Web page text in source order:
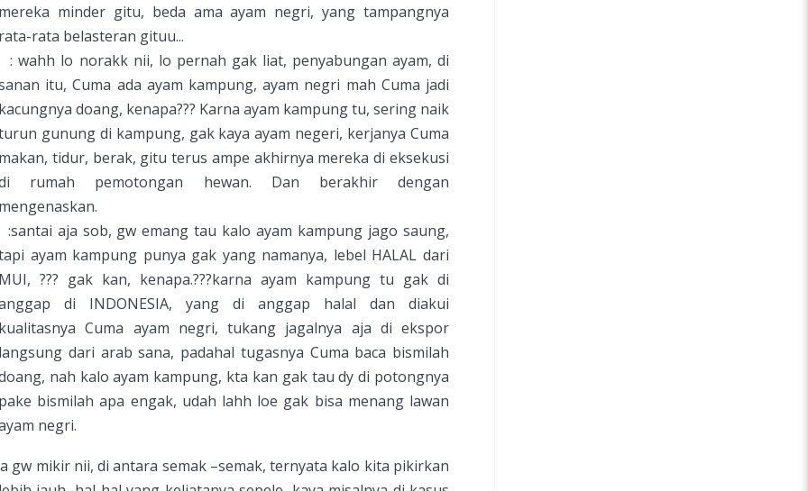
minder gitu, beda ama ayam negri, yang tampangnya
rata belasteran gituu...
lo norakk nii, lo pernah gak liat, penyabungan ayam, di
itu, Cuma ada ayam kampung, ayam negri mah Cuma jadi
doang, kenapa??? Karna ayam kampung tu, sering naik
gunung di kampung, gak kaya ayam negeri, kerjanya Cuma
tidur, berak, gitu terus ampe akhirnya mereka di eksekusi
rumah pemotongan hewan. Dan berakhir dengan
aja sob, gw emang tau kalo ayam kampung jago saung,
ayam kampung punya gak yang namanya, lebel HALAL dari
??? gak kan, kenapa.???karna ayam kampung tu gak di
di INDONESIA, yang di anggap halal dan diakui
Cuma ayam negri, tukang jagalnya aja di ekspor
dari arab sana, padahal tugasnya Cuma baca bismilah
nah kalo ayam kampung, kta kan gak tau dy di potongnya
bismilah apa engak, udah lahh loe gak bisa menang lawan
negri.
gw mikir nii, di antara semak –semak, ternyata kalo kita pikirkan